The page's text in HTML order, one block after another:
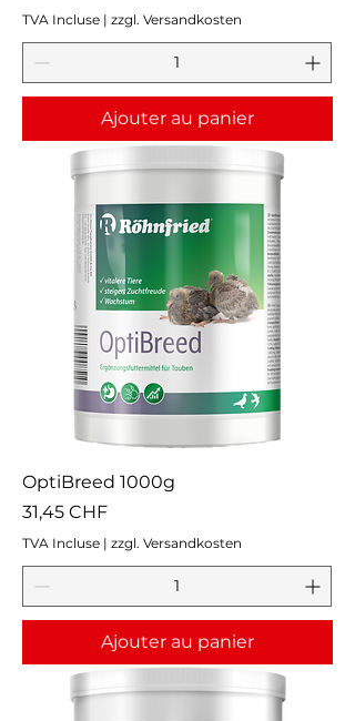
TVA Incluse | zzgl. Versandkosten
Ajouter au panier
OptiBreed 1000g
Prix
31,45 CHF
TVA Incluse | zzgl. Versandkosten
Ajouter au panier